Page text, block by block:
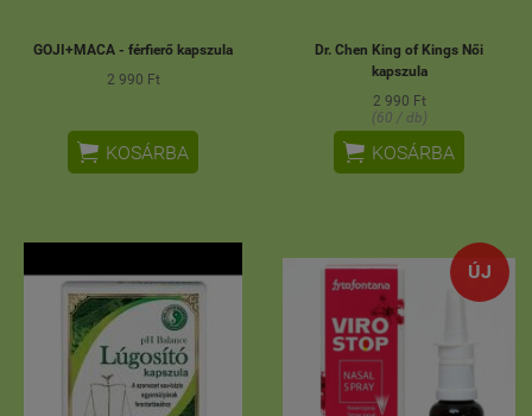
GOJI+MACA - férfierő kapszula
2 990 Ft
 KOSÁRBA
Dr. Chen King of Kings Női
kapszula
2 990 Ft
(60 / db)
 KOSÁRBA
ÚJ